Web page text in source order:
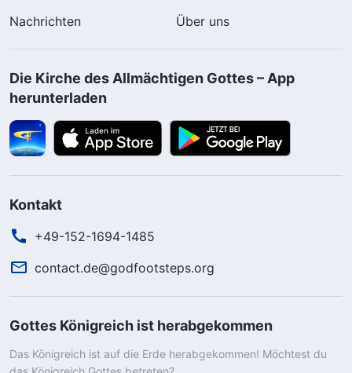
Nachrichten
Über uns
Die Kirche des Allmächtigen Gottes – App
herunterladen
Kontakt
+49-152-1694-1485
contact.de@godfootsteps.org
Gottes Königreich ist herabgekommen
Das Königreich ist auf die Erde herabgekommen! Möchtest du